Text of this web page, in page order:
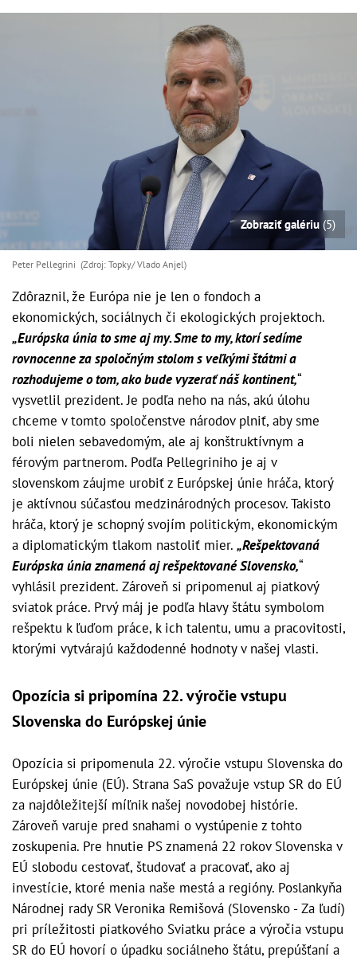
Zobraziť galériu (5)
Peter Pellegrini (Zdroj: Topky/ Vlado Anjel)
Zdôraznil, že Európa nie je len o fondoch a
ekonomických, sociálnych či ekologických projektoch.
„Európska únia to sme aj my. Sme to my, ktorí sedíme
rovnocenne za spoločným stolom s veľkými štátmi a
rozhodujeme o tom, ako bude vyzerať náš kontinent,“
vysvetlil prezident. Je podľa neho na nás, akú úlohu
chceme v tomto spoločenstve národov plniť, aby sme
boli nielen sebavedomým, ale aj konštruktívnym a
férovým partnerom. Podľa Pellegriniho je aj v
slovenskom záujme urobiť z Európskej únie hráča, ktorý
je aktívnou súčasťou medzinárodných procesov. Takisto
hráča, ktorý je schopný svojím politickým, ekonomickým
a diplomatickým tlakom nastoliť mier. „Rešpektovaná
Európska únia znamená aj rešpektované Slovensko,“
vyhlásil prezident. Zároveň si pripomenul aj piatkový
sviatok práce. Prvý máj je podľa hlavy štátu symbolom
rešpektu k ľuďom práce, k ich talentu, umu a pracovitosti,
ktorými vytvárajú každodenné hodnoty v našej vlasti.
Opozícia si pripomína 22. výročie vstupu
Slovenska do Európskej únie
Opozícia si pripomenula 22. výročie vstupu Slovenska do
Európskej únie (EÚ). Strana SaS považuje vstup SR do EÚ
za najdôležitejší míľnik našej novodobej histórie.
Zároveň varuje pred snahami o vystúpenie z tohto
zoskupenia. Pre hnutie PS znamená 22 rokov Slovenska v
EÚ slobodu cestovať, študovať a pracovať, ako aj
investície, ktoré menia naše mestá a regióny. Poslankyňa
Národnej rady SR Veronika Remišová (Slovensko - Za ľudí)
pri príležitosti piatkového Sviatku práce a výročia vstupu
SR do EÚ hovorí o úpadku sociálneho štátu, prepúšťaní a